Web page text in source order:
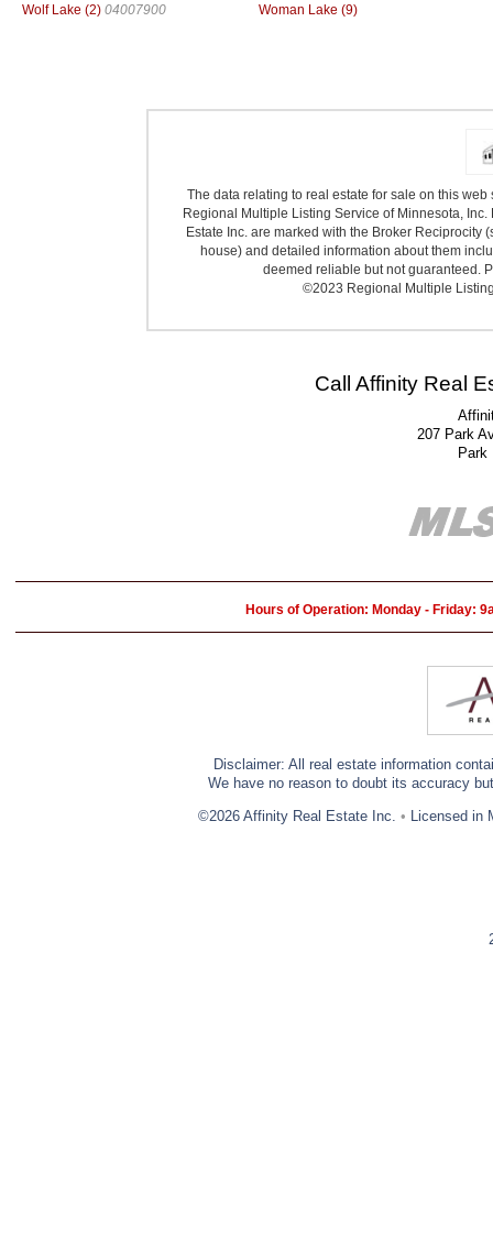
Wolf Lake (2) 04007900 Woman Lake (9)
The data relating to real estate for sale on this
Regional Multiple Listing Service of Minnesota,
Estate Inc. are marked with the Broker
house) and detailed information about them
deemed reliable but not guaranteed.
©2023 Regional Multiple
Call Affinity Real
207 Park
Park
Hours of Operation: Monday - Friday:
Disclaimer: All real estate information
We have no reason to doubt its accuracy
©2026 Affinity Real Estate Inc. • Licensed in